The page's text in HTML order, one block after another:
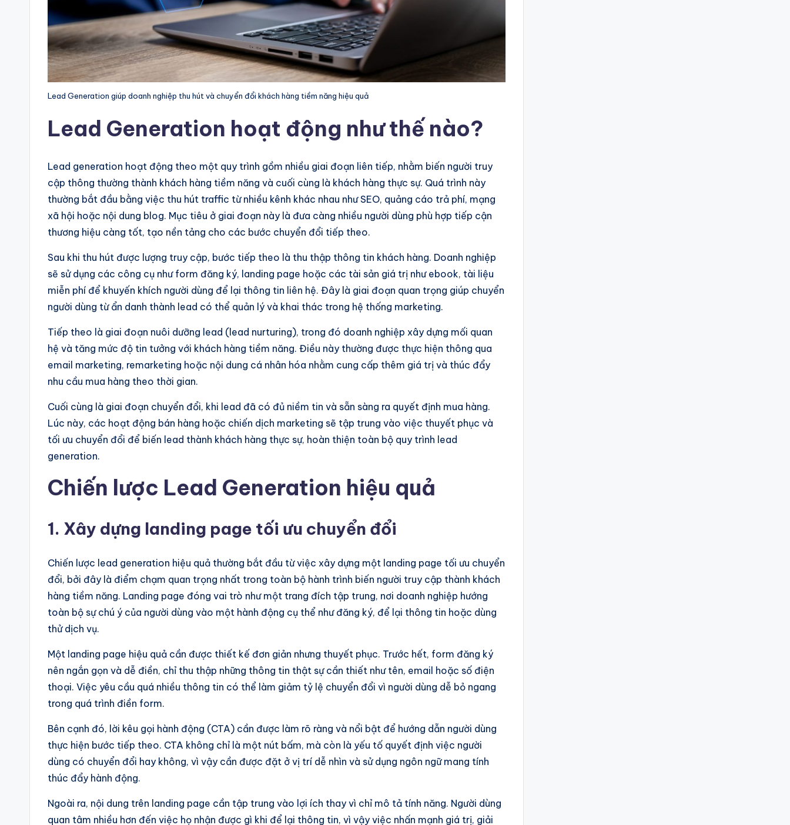
Lead Generation giúp doanh nghiệp thu hút và chuyển đổi khách hàng tiềm năng hiệu quả
Lead Generation hoạt động như thế nào?
Lead generation hoạt động theo một quy trình gồm nhiều giai đoạn liên tiếp, nhằm biến người truy
cập thông thường thành khách hàng tiềm năng và cuối cùng là khách hàng thực sự. Quá trình này
thường bắt đầu bằng việc thu hút traffic từ nhiều kênh khác nhau như SEO, quảng cáo trả phí, mạng
xã hội hoặc nội dung blog. Mục tiêu ở giai đoạn này là đưa càng nhiều người dùng phù hợp tiếp cận
thương hiệu càng tốt, tạo nền tảng cho các bước chuyển đổi tiếp theo.
Sau khi thu hút được lượng truy cập, bước tiếp theo là thu thập thông tin khách hàng. Doanh nghiệp
sẽ sử dụng các công cụ như form đăng ký, landing page hoặc các tài sản giá trị như ebook, tài liệu
miễn phí để khuyến khích người dùng để lại thông tin liên hệ. Đây là giai đoạn quan trọng giúp chuyển
người dùng từ ẩn danh thành lead có thể quản lý và khai thác trong hệ thống marketing.
Tiếp theo là giai đoạn nuôi dưỡng lead (lead nurturing), trong đó doanh nghiệp xây dựng mối quan
hệ và tăng mức độ tin tưởng với khách hàng tiềm năng. Điều này thường được thực hiện thông qua
email marketing, remarketing hoặc nội dung cá nhân hóa nhằm cung cấp thêm giá trị và thúc đẩy
nhu cầu mua hàng theo thời gian.
Cuối cùng là giai đoạn chuyển đổi, khi lead đã có đủ niềm tin và sẵn sàng ra quyết định mua hàng.
Lúc này, các hoạt động bán hàng hoặc chiến dịch marketing sẽ tập trung vào việc thuyết phục và
tối ưu chuyển đổi để biến lead thành khách hàng thực sự, hoàn thiện toàn bộ quy trình lead
generation.
Chiến lược Lead Generation hiệu quả
1. Xây dựng landing page tối ưu chuyển đổi
Chiến lược lead generation hiệu quả thường bắt đầu từ việc xây dựng một landing page tối ưu chuyển
đổi, bởi đây là điểm chạm quan trọng nhất trong toàn bộ hành trình biến người truy cập thành khách
hàng tiềm năng. Landing page đóng vai trò như một trang đích tập trung, nơi doanh nghiệp hướng
toàn bộ sự chú ý của người dùng vào một hành động cụ thể như đăng ký, để lại thông tin hoặc dùng
thử dịch vụ.
Một landing page hiệu quả cần được thiết kế đơn giản nhưng thuyết phục. Trước hết, form đăng ký
nên ngắn gọn và dễ điền, chỉ thu thập những thông tin thật sự cần thiết như tên, email hoặc số điện
thoại. Việc yêu cầu quá nhiều thông tin có thể làm giảm tỷ lệ chuyển đổi vì người dùng dễ bỏ ngang
trong quá trình điền form.
Bên cạnh đó, lời kêu gọi hành động (CTA) cần được làm rõ ràng và nổi bật để hướng dẫn người dùng
thực hiện bước tiếp theo. CTA không chỉ là một nút bấm, mà còn là yếu tố quyết định việc người
dùng có chuyển đổi hay không, vì vậy cần được đặt ở vị trí dễ nhìn và sử dụng ngôn ngữ mang tính
thúc đẩy hành động.
Ngoài ra, nội dung trên landing page cần tập trung vào lợi ích thay vì chỉ mô tả tính năng. Người dùng
quan tâm nhiều hơn đến việc họ nhận được gì khi để lại thông tin, vì vậy việc nhấn mạnh giá trị, giải